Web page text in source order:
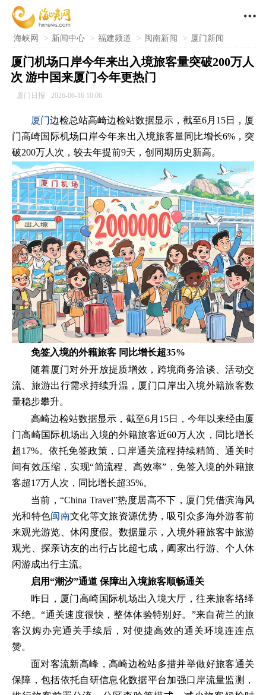

海峡网 > 新闻中心 > 福建频道 > 闽南新闻 > 厦门新闻
厦门机场口岸今年来出入境旅客量突破200万人
次 游中国来厦门今年更热门
厦门日报 2026-06-16 10:06
厦门边检总站高崎边检站数据显示，截至6月15日，厦
门高崎国际机场口岸今年来出入境旅客量同比增长6%，突
破200万人次，较去年提前9天，创同期历史新高。
免签入境的外籍旅客 同比增长超35%
随着厦门对外开放提质增效，跨境商务洽谈、活动交
流、旅游出行需求持续升温，厦门口岸出入境外籍旅客数
量稳步攀升。
高崎边检站数据显示，截至6月15日，今年以来经由厦
门高崎国际机场出入境的外籍旅客近60万人次，同比增长
超17%。依托免签政策，口岸通关流程持续精简、通关时
间有效压缩，实现“简流程、高效率”，免签入境的外籍旅
客超17万人次，同比增长超35%。
当前，“China Travel”热度居高不下，厦门凭借滨海风
光和特色闽南文化等文旅资源优势，吸引众多海外游客前
来观光游览、休闲度假。数据显示，入境外籍旅客中旅游
观光、探亲访友的出行占比超七成，阖家出行游、个人休
闲游成出行主流。
启用“潮汐”通道 保障出入境旅客顺畅通关
昨日，厦门高崎国际机场出入境大厅，往来旅客络绎
不绝。“通关速度很快，整体体验特别好。”来自荷兰的旅
客汉姆办完通关手续后，对便捷高效的通关环境连连点
赞。
面对客流新高峰，高崎边检站多措并举做好旅客通关
保障，包括依托自研信息化数据平台加强口岸流量监测，